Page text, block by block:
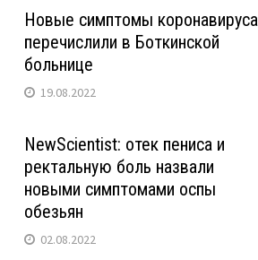
Новые симптомы коронавируса
перечислили в Боткинской
больнице
19.08.2022
NewScientist: отек пениса и
ректальную боль назвали
новыми симптомами оспы
обезьян
02.08.2022